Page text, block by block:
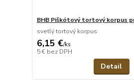
BHB Piškótový tortový korpus
svetlý tortový korpus
6,15 €/ks
5 € bez DPH
Detail